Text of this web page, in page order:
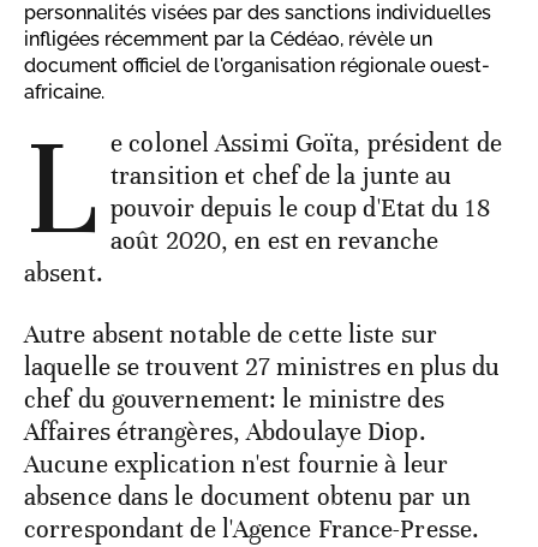
personnalités visées par des sanctions individuelles
infligées récemment par la Cédéao, révèle un
document officiel de l'organisation régionale ouest-
africaine.
L e colonel Assimi Goïta, président de
transition et chef de la junte au
pouvoir depuis le coup d'Etat du 18
août 2020, en est en revanche
absent.
Autre absent notable de cette liste sur
laquelle se trouvent 27 ministres en plus du
chef du gouvernement: le ministre des
Affaires étrangères, Abdoulaye Diop.
Aucune explication n'est fournie à leur
absence dans le document obtenu par un
correspondant de l'Agence France-Presse.